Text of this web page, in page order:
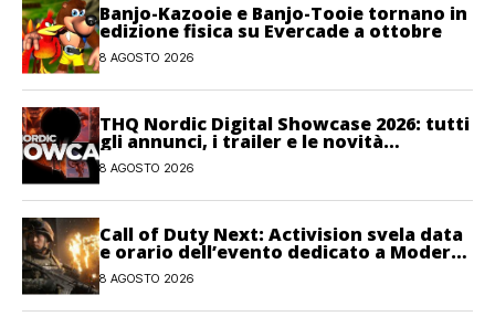
Banjo-Kazooie e Banjo-Tooie tornano in
edizione fisica su Evercade a ottobre
8 AGOSTO 2026
THQ Nordic Digital Showcase 2026: tutti
gli annunci, i trailer e le novità
dell’evento
8 AGOSTO 2026
Call of Duty Next: Activision svela data
e orario dell’evento dedicato a Modern
Warfare 4
8 AGOSTO 2026